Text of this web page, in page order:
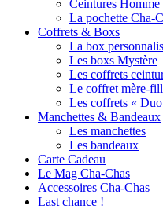
Ceintures Homme
La pochette Cha-
Coffrets & Boxs
La box
Les boxs Mystère
Les coffrets
Le coffret mère-
Les coffrets «
Manchettes & Bandeaux
Les manchettes
Les bandeaux
Carte Cadeau
Le Mag Cha-Chas
Accessoires Cha-Chas
Last chance !